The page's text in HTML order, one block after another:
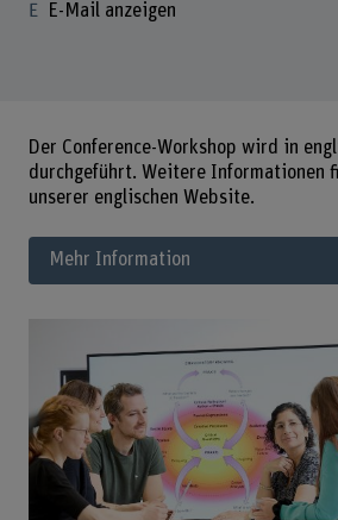
E-Mail anzeigen
Der Conference-Workshop wird in
durchgeführt. Weitere Informationen
unserer englischen Website.
Mehr Information